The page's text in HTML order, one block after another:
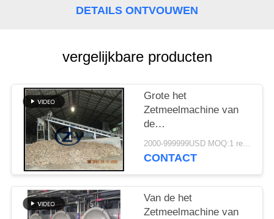
DETAILS ONTVOUWEN
vergelijkbare producten
Grote het
Zetmeelmachine van
de
Capaciteitstapioca/de
Roterende
2000-999999USD MOQ:1 reeks
CONTACT
Van de het
Zetmeelmachine van